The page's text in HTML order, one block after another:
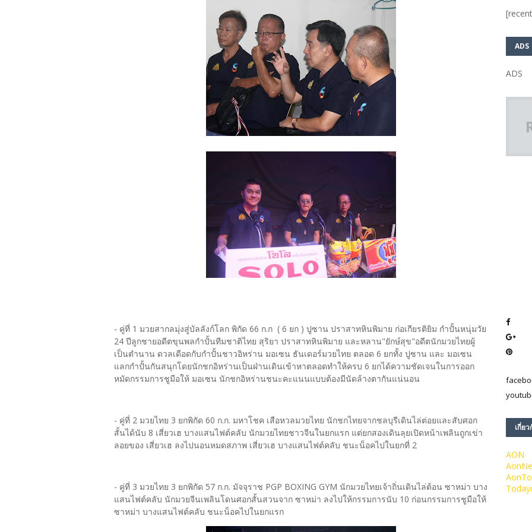
- คู่ที่ 1 มวยสากลมุ่งสู่บัลลังก์โลก พิกัด 66 ก.ก ( 6 ยก ) ปูซาน ปราสาทหินพิมาย ก่อเกียรติยิม กำปั้นหนุ่มวัย
24 ปีลูกชายอดีตขุนพลกำปั้นทีมชาติไทย สุริยา ปราสาทหินพิมาย และหลาน"ยักษ์สุข"อดีตนักมวยไทยผู้
เป็นตำนาน ดวลเดือดกับกำปั้นชาวอิหร่าน มอเซน ธันเดอร์มวยไทย ตลอด 6 ยกทั้ง ปูซาน และ มอเซน
แลกกำปั้นกันสนุกโดยนักชกอิหร่านเป็นฝ่านเดินเข้าหาตลอดทำให้ครบ 6 ยกได้ความชัดเจนในการออก
หมัดกรรมการชูมือให้ มอเซน นักชกอิหร่านชนะคะแนนแบบต้องมีนัดล้างตากันแน่นอน
- คู่ที่ 2 มวยไทย 3 ยกพิกัด 60 ก.ก. มหาโชค เสือหวลมวยไทย นักชกไทยจากชลบุรีเดินไล่ต่อยและสับศอก
สั้นได้นับ 8 เสี่ยวเฮ บางแสนไฟต์คลับ นักมวยไทยชาวจีนในยกแรก แต่ยกสองเดินลุยเปิดหน้าเพลินถูกเข่า
ลอยของ เสี่ยวเฮ ลงไปนอนหมดสภาพ เสี่ยวเฮ บางแสนไฟต์คลับ ชนะน็อคไปในยกที่ 2
- คู่ที่ 3 มวยไทย 3 ยกพิกัด 57 ก.ก. มัจจุราช PGP BOXING GYM นักมวยไทยเจ้าถิ่นเดินไล่ต้อน ซาหม่า บาง
แสนไฟต์คลับ นักมวยจีนเพลินโดนศอกสั้นสวนจาก ซาหม่า ลงไปให้กรรมการนับ 10 ก่อนกรรมการชูมือให้
ซาหม่า บางแสนไฟต์คลับ ชนะน็อคไปในยกแรก
ADS
ADS
เกี่ย
AON